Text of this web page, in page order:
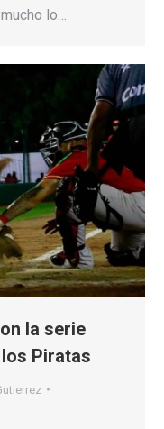
lo…
la serie
Piratas